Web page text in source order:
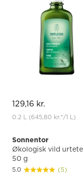
129,16 kr.
0.2 L (645,80 kr.*/1 L)
Sonnentor
Økologisk vild
50 g
5.0 (5)